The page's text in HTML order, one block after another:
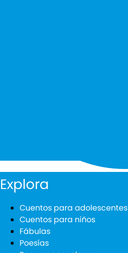
Explora
Cuentos para adolescentes
Cuentos para niños
Fábulas
Poesías